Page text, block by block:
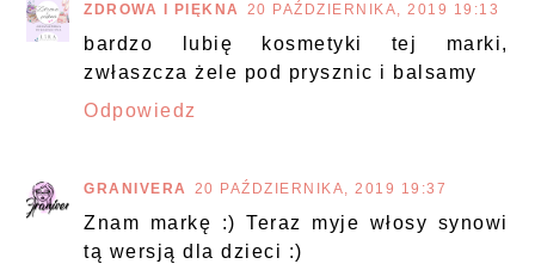
ZDROWA I PIĘKNA 20 PAŹDZIERNIKA, 2019 19:13
bardzo lubię kosmetyki tej marki,
zwłaszcza żele pod prysznic i balsamy
Odpowiedz
GRANIVERA 20 PAŹDZIERNIKA, 2019 19:37
Znam markę :) Teraz myje włosy synowi
tą wersją dla dzieci :)